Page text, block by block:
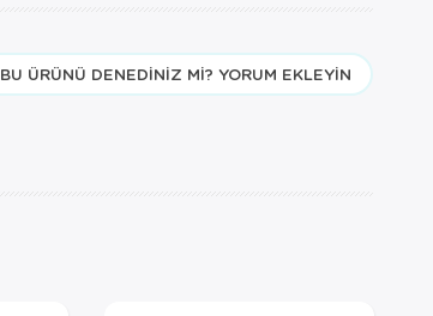
BU ÜRÜNÜ DENEDINIZ MI? YORUM EKLEYIN